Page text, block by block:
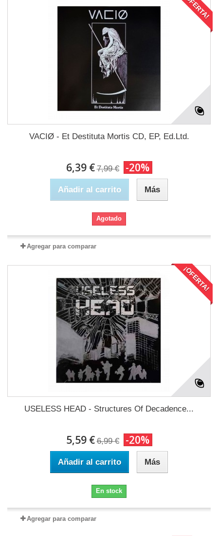
¡OFERTA!
VACIØ - Et Destituta Mortis CD, EP, Ed.Ltd.
6,39 € 7,99 € -20%
Añadir al carrito Más
Agotado
Agregar para comparar
¡OFERTA!
USELESS HEAD - Structures Of Decadence...
5,59 € 6,99 € -20%
Añadir al carrito Más
En stock
Agregar para comparar